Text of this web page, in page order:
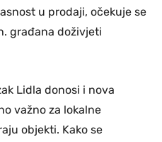
u prodaji, očekuje se
građana doživjeti
Lidla donosi i nova
važno za lokalne
objekti. Kako se